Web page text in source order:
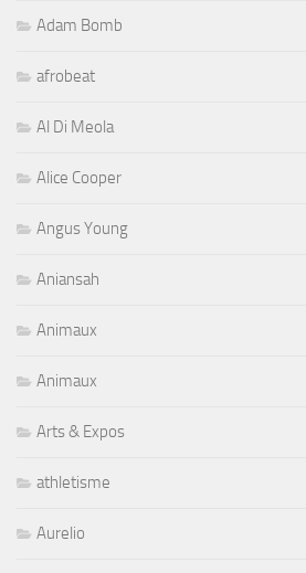
Adam Bomb
afrobeat
Al Di Meola
Alice Cooper
Angus Young
Aniansah
Animaux
Animaux
Arts & Expos
athletisme
Aurelio